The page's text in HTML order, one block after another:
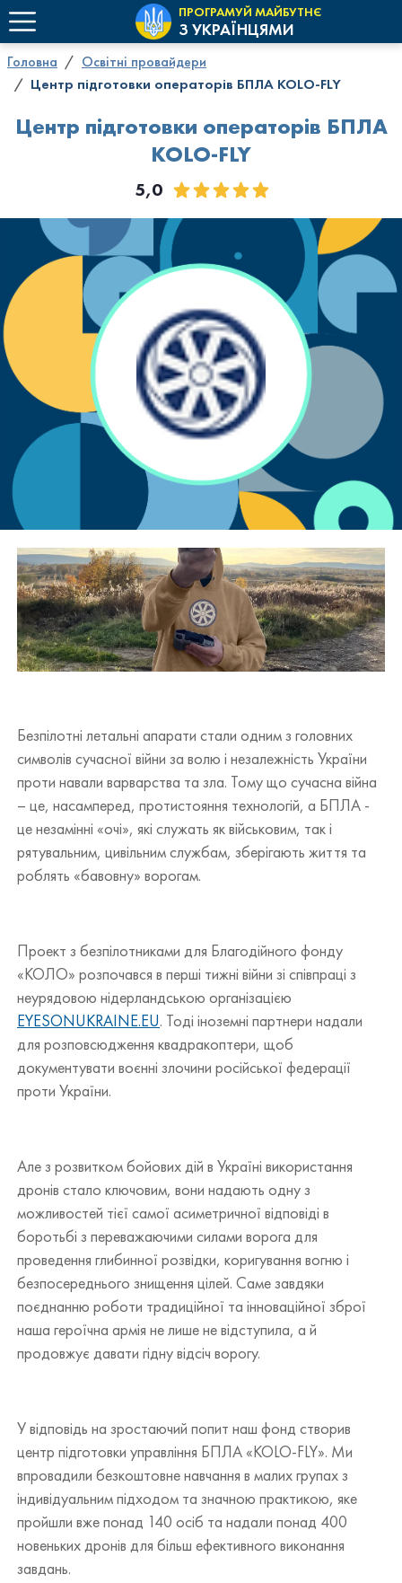
ПРОГРАМУЙ МАЙБУТНЄ
З УКРАЇНЦЯМИ
Головна
Освітні провайдери
Центр підготовки операторів БПЛА KOLO-FLY
Центр підготовки операторів БПЛА
KOLO-FLY
5,0
Безпілотні летальні апарати стали одним з головних
символів сучасної війни за волю і незалежність України
проти навали варварства та зла. Тому що сучасна війна
– це, насамперед, протистояння технологій, а БПЛА -
це незамінні «очі», які служать як військовим, так і
рятувальним, цивільним службам, зберігають життя та
роблять «бавовну» ворогам.
Проект з безпілотниками для Благодійного фонду
«КОЛО» розпочався в перші тижні війни зі співпраці з
неурядовою нідерландською організацією
EYESONUKRAINE.EU. Тоді іноземні партнери надали
для розповсюдження квадракоптери, щоб
документувати воєнні злочини російської федерації
проти України.
Але з розвитком бойових дій в Україні використання
дронів стало ключовим, вони надають одну з
можливостей тієї самої асиметричної відповіді в
боротьбі з переважаючими силами ворога для
проведення глибинної розвідки, коригування вогню і
безпосереднього знищення цілей. Саме завдяки
поєднанню роботи традиційної та інноваційної зброї
наша героїчна армія не лише не відступила, а й
продовжує давати гідну відсіч ворогу.
У відповідь на зростаючий попит наш фонд створив
центр підготовки управління БПЛА «KOLO-FLY». Ми
впровадили безкоштовне навчання в малих групах з
індивідуальним підходом та значною практикою, яке
пройшли вже понад 140 осіб та надали понад 400
новеньких дронів для більш ефективного виконання
завдань.